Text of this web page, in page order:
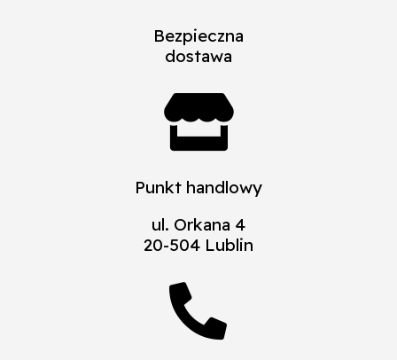
Bezpieczna
dostawa

Punkt handlowy
ul. Orkana 4
20-504 Lublin
